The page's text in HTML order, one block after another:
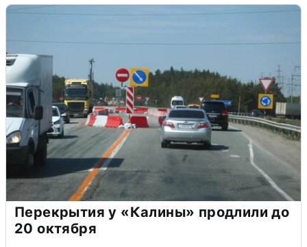
Перекрытия у «Калины» продлили до
20 октября